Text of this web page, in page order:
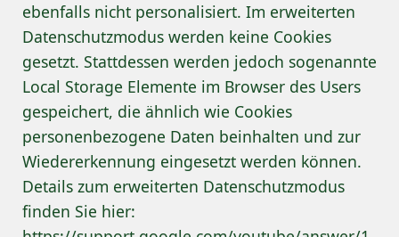
ebenfalls nicht personalisiert. Im erweiterten
Datenschutzmodus werden keine Cookies
gesetzt. Stattdessen werden jedoch sogenannte
Local Storage Elemente im Browser des Users
gespeichert, die ähnlich wie Cookies
personenbezogene Daten beinhalten und zur
Wiedererkennung eingesetzt werden können.
Details zum erweiterten Datenschutzmodus
finden Sie hier: